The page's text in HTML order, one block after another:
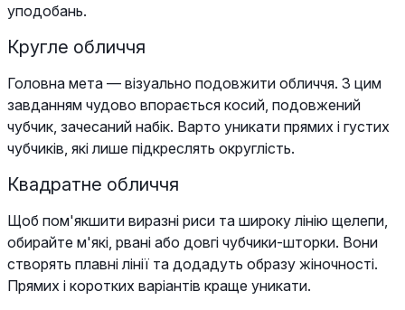
уподобань.
Кругле обличчя
Головна мета — візуально подовжити обличчя. З цим
завданням чудово впорається косий, подовжений
чубчик, зачесаний набік. Варто уникати прямих і густих
чубчиків, які лише підкреслять округлість.
Квадратне обличчя
Щоб пом'якшити виразні риси та широку лінію щелепи,
обирайте м'які, рвані або довгі чубчики-шторки. Вони
створять плавні лінії та додадуть образу жіночності.
Прямих і коротких варіантів краще уникати.